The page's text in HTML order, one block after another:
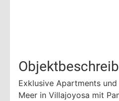
Exklusive Apartments
Meer in Villajoyosa mit